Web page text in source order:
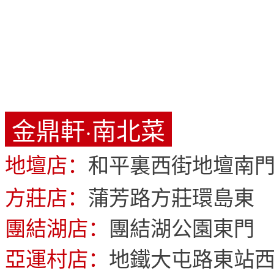
金鼎軒·南北菜
地壇店： 和平裏西街地壇南
方莊店： 蒲芳路方莊環島東
團結湖店： 團結湖公園東門
亞運村店： 地鐵大屯路東站